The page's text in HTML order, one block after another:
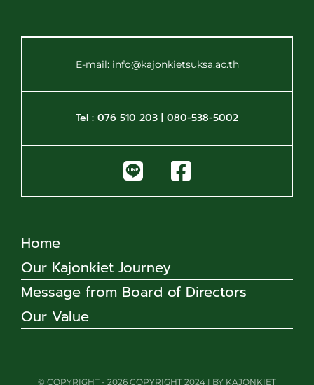
E-mail: info@kajonkietsuksa.ac.th
Tel : 076 510 203 | 080-538-5002
Home
Our Kajonkiet Journey
Message from Board of Directors
Our Value
© COPYRIGHT - 2026 COPYRIGHT 2024 | BY KAJONKIET